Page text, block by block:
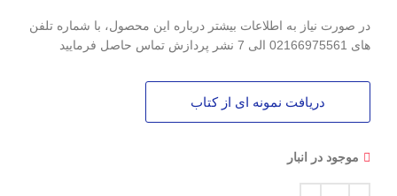
در صورت نیاز به اطلاعات بیشتر درباره این محصول، با شماره تلفن
های 02166975561 الی 7 نشر پردازش تماس حاصل فرمایید
دریافت نمونه ای از کتاب
موجود در انبار